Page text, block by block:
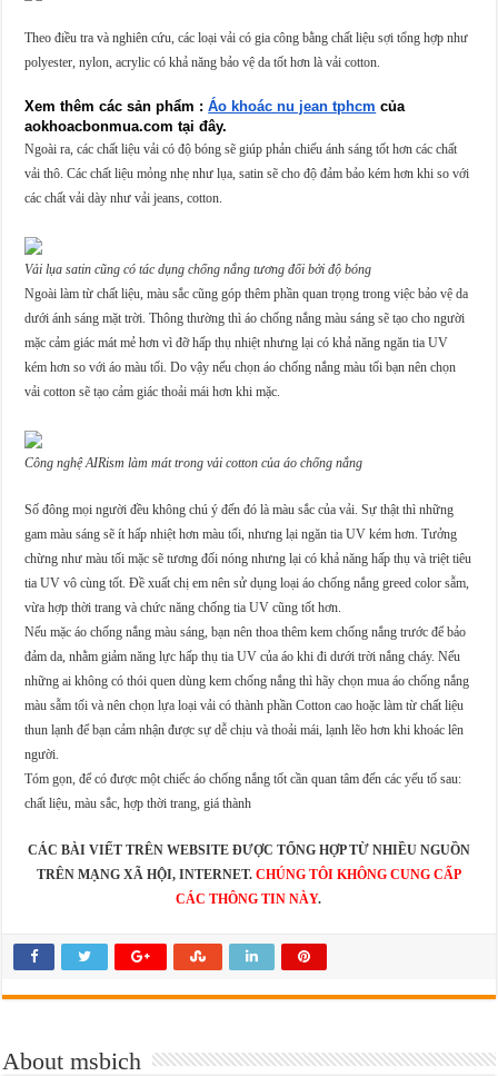
Theo điều tra và nghiên cứu, các loại vải có gia công bằng chất liệu sợi tổng hợp như
polyester, nylon, acrylic có khả năng bảo vệ da tốt hơn là vải cotton.
Xem thêm các sản phẩm : Áo khoác nu jean tphcm của
aokhoacbonmua.com tại đây.
Ngoài ra, các chất liệu vải có độ bóng sẽ giúp phản chiếu ánh sáng tốt hơn các chất
vải thô. Các chất liệu mỏng nhẹ như lụa, satin sẽ cho độ đảm bảo kém hơn khi so với
các chất vải dày như vải jeans, cotton.
Vải lụa satin cũng có tác dụng chống nắng tương đối bởi độ bóng
Ngoài làm từ chất liệu, màu sắc cũng góp thêm phần quan trọng trong việc bảo vệ da
dưới ánh sáng mặt trời. Thông thường thì áo chống nắng màu sáng sẽ tạo cho người
mặc cảm giác mát mẻ hơn vì đỡ hấp thụ nhiệt nhưng lại có khả năng ngăn tia UV
kém hơn so với áo màu tối. Do vậy nếu chọn áo chống nắng màu tối bạn nên chọn
vải cotton sẽ tạo cảm giác thoải mái hơn khi mặc.
Công nghệ AIRism làm mát trong vải cotton của áo chống nắng
Số đông mọi người đều không chú ý đến đó là màu sắc của vải. Sự thật thì những
gam màu sáng sẽ ít hấp nhiệt hơn màu tối, nhưng lại ngăn tia UV kém hơn. Tưởng
chừng như màu tối mặc sẽ tương đối nóng nhưng lại có khả năng hấp thụ và triệt tiêu
tia UV vô cùng tốt. Đề xuất chị em nên sử dụng loại áo chống nắng greed color sẫm,
vừa hợp thời trang và chức năng chống tia UV cũng tốt hơn.
Nếu mặc áo chống nắng màu sáng, bạn nên thoa thêm kem chống nắng trước để bảo
đảm da, nhằm giảm năng lực hấp thụ tia UV của áo khi đi dưới trời nắng cháy. Nếu
những ai không có thói quen dùng kem chống nắng thì hãy chọn mua áo chống nắng
màu sẫm tối và nên chọn lựa loại vải có thành phần Cotton cao hoặc làm từ chất liệu
thun lạnh để bạn cảm nhận được sự dễ chịu và thoải mái, lạnh lẽo hơn khi khoác lên
người.
Tóm gọn, để có được một chiếc áo chống nắng tốt cần quan tâm đến các yếu tố sau:
chất liệu, màu sắc, hợp thời trang, giá thành
CÁC BÀI VIẾT TRÊN WEBSITE ĐƯỢC TỔNG HỢP TỪ NHIỀU NGUỒN
TRÊN MẠNG XÃ HỘI, INTERNET. CHÚNG TÔI KHÔNG CUNG CẤP
CÁC THÔNG TIN NÀY.
About msbich